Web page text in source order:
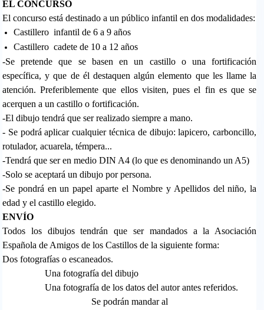
EL CONCURSO
El concurso está destinado a un público infantil en dos modalidades:
Castillero infantil de 6 a 9 años
Castillero cadete de 10 a 12 años
-Se pretende que se basen en un castillo o una fortificación
específica, y que de él destaquen algún elemento que les llame la
atención. Preferiblemente que ellos visiten, pues el fin es que se
acerquen a un castillo o fortificación.
-El dibujo tendrá que ser realizado siempre a mano.
- Se podrá aplicar cualquier técnica de dibujo: lapicero, carboncillo,
rotulador, acuarela, témpera...
-Tendrá que ser en medio DIN A4 (lo que es denominando un A5)
-Solo se aceptará un dibujo por persona.
-Se pondrá en un papel aparte el Nombre y Apellidos del niño, la
edad y el castillo elegido.
ENVÍO
Todos los dibujos tendrán que ser mandados a la Asociación
Española de Amigos de los Castillos de la siguiente forma:
Dos fotografías o escaneados.
Una fotografía del dibujo
Una fotografía de los datos del autor antes referidos.
Se podrán mandar al